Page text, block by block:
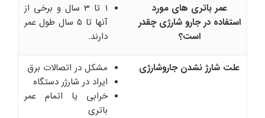
عمر باتری های مورد
استفاده در جارو شارژی چقدر
است؟
1 تا 3 سال و برخی از
آنها تا 5 سال طول عمر
دارند.
علت شارژ نشدن جاروشارژی
مشکل در اتصالات برق
ایراد در شارژر دستگاه
خرابی یا اتمام عمر
باتری